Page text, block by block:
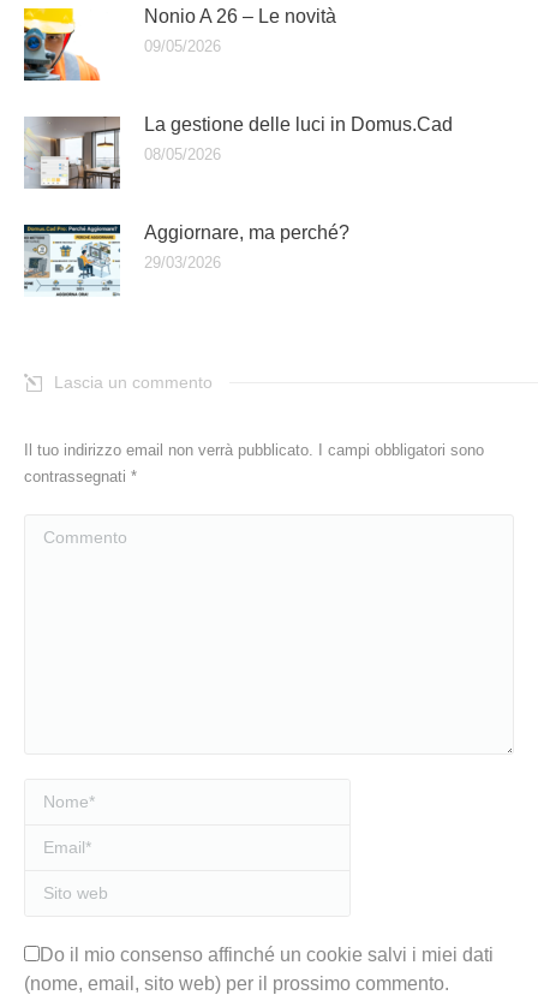
Nonio A 26 – Le novità
09/05/2026
La gestione delle luci in Domus.Cad
08/05/2026
Aggiornare, ma perché?
29/03/2026
Lascia un commento
Il tuo indirizzo email non verrà pubblicato. I campi obbligatori sono
contrassegnati *
Nome *
Email *
Sito web
Do il mio consenso affinché un cookie salvi i miei dati
(nome, email, sito web) per il prossimo commento.